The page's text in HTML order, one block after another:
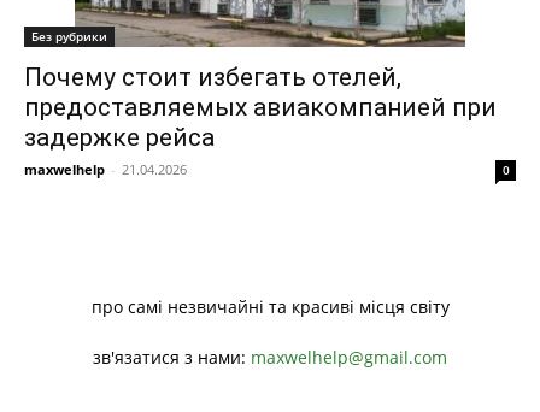
Без рубрики
Почему стоит избегать отелей,
предоставляемых авиакомпанией при
задержке рейса
maxwelhelp - 21.04.2026 0
про самі незвичайні та красиві місця світу
зв'язатися з нами: maxwelhelp@gmail.com